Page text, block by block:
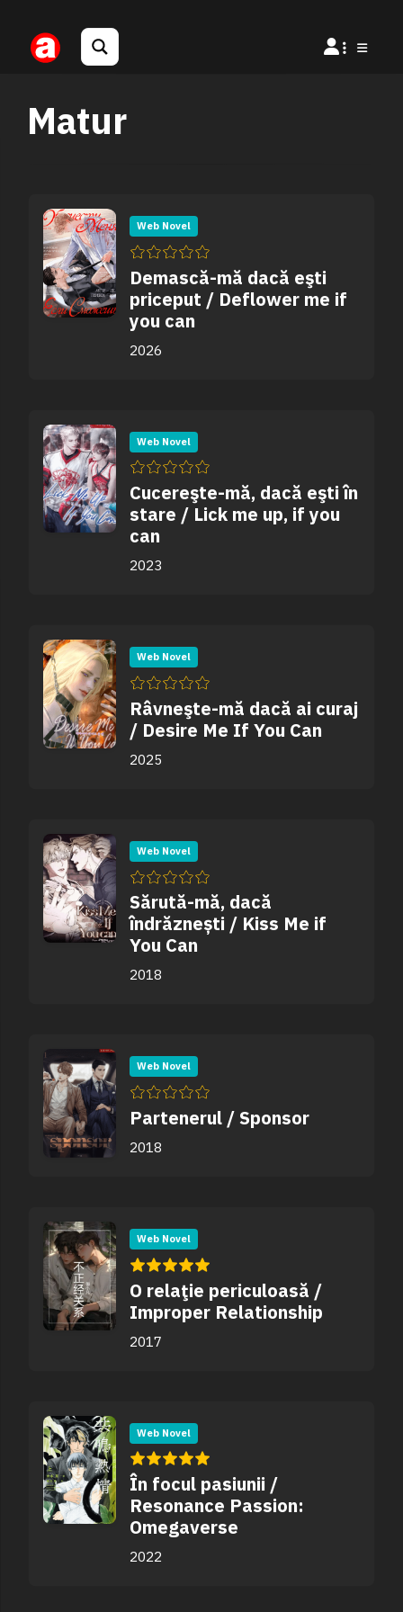
Matur
Web Novel
Demască-mă dacă eşti
priceput / Deflower me if
you can
2026
Web Novel
Cucereşte-mă, dacă eşti în
stare / Lick me up, if you
can
2023
Web Novel
Râvneşte-mă dacă ai curaj
/ Desire Me If You Can
2025
Web Novel
Sărută-mă, dacă
îndrăznești / Kiss Me if
You Can
2018
Web Novel
Partenerul / Sponsor
2018
Web Novel
O relaţie periculoasă /
Improper Relationship
2017
Web Novel
În focul pasiunii /
Resonance Passion:
Omegaverse
2022